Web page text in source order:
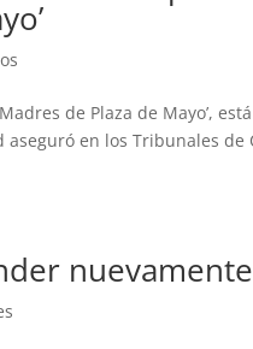
de Plaza de Mayo’,
en los Tribunales de